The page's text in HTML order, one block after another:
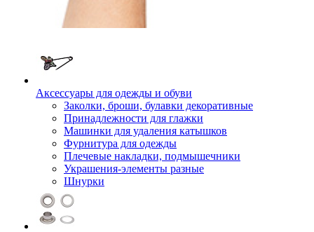
Аксессуары для одежды и обуви
Заколки, броши, булавки декоративные
Принадлежности для глажки
Машинки для удаления катышков
Фурнитура для одежды
Плечевые накладки, подмышечники
Украшения-элементы разные
Шнурки